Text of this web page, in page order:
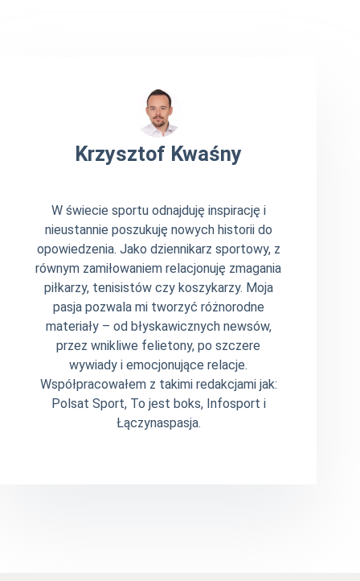
Krzysztof Kwaśny
W świecie sportu odnajduję inspirację i
nieustannie poszukuję nowych historii do
opowiedzenia. Jako dziennikarz sportowy, z
równym zamiłowaniem relacjonuję zmagania
piłkarzy, tenisistów czy koszykarzy. Moja
pasja pozwala mi tworzyć różnorodne
materiały – od błyskawicznych newsów,
przez wnikliwe felietony, po szczere
wywiady i emocjonujące relacje.
Współpracowałem z takimi redakcjami jak:
Polsat Sport, To jest boks, Infosport i
Łączynaspasja.